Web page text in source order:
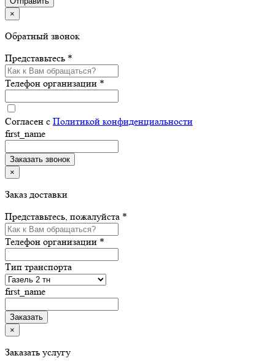
×
Обратный звонок
Представьтесь *
Телефон организации *
Согласен с Политикой конфиденциальности
first_name
×
Заказ доставки
Представьтесь, пожалуйста *
Телефон организации *
Тип транспорта
first_name
×
Заказать услугу